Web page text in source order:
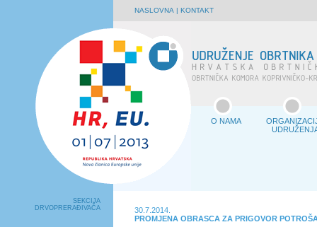
NASLOVNA | KONTAKT
O NAMA
SEKCIJA
DRVOPRERAĐIVAČA
30.7.2014.
PROMJENA OBRASCA ZA PRIGOVOR